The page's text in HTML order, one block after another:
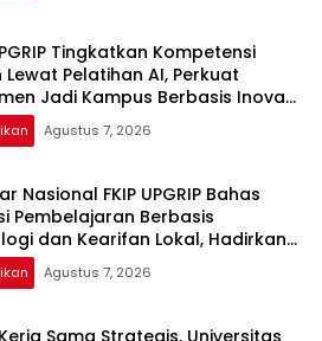
Tingkatkan Kompetensi
Lewat Pelatihan AI, Perkuat
Jadi Kampus Berbasis Inovasi
Agustus 7, 2026
Nasional FKIP UPGRIP Bahas
Pembelajaran Berbasis
dan Kearifan Lokal, Hadirkan
Agustus 7, 2026
Sama Strategis, Universitas